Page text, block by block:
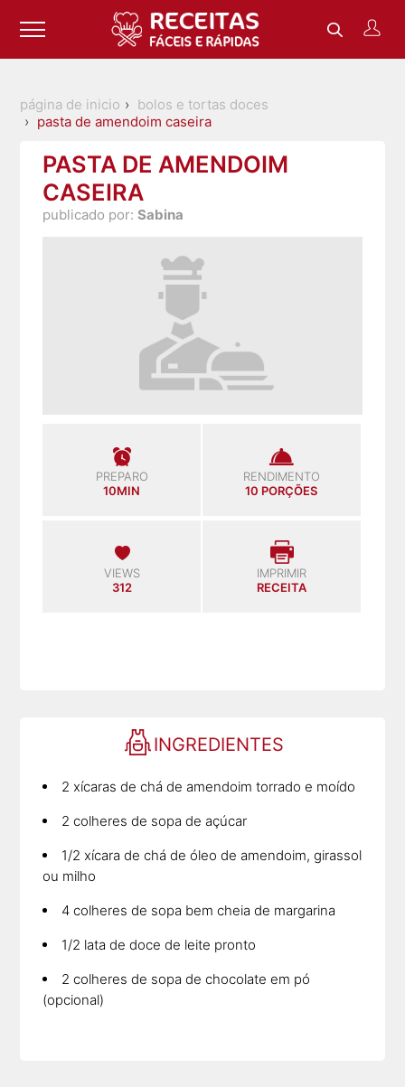
página de inicio
bolos e tortas doces
pasta de amendoim caseira
PASTA DE AMENDOIM
CASEIRA
publicado por: Sabina
PREPARO
10MIN
RENDIMENTO
10 PORÇÕES
VIEWS
312
IMPRIMIR
RECEITA
INGREDIENTES
2 xícaras de chá de amendoim torrado e moído
2 colheres de sopa de açúcar
1/2 xícara de chá de óleo de amendoim, girassol
ou milho
4 colheres de sopa bem cheia de margarina
1/2 lata de doce de leite pronto
2 colheres de sopa de chocolate em pó
(opcional)